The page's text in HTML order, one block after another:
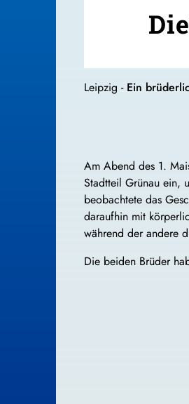
Leipzig - Ein
Am Abend des 1.
Stadtteil Grünau ein,
beobachtete das
daraufhin mit
während der andere
Die beiden Brüder